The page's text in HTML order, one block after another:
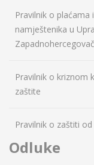
Pravilnik o plaćama
namještenika u
Pravilnik o kriznom
zaštite
Pravilnik o zaštiti
Odluke